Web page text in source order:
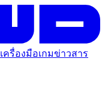
เครื่องมือเกมข่าวสาร